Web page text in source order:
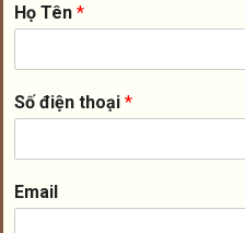
Họ Tên *
Số điện thoại *
Email